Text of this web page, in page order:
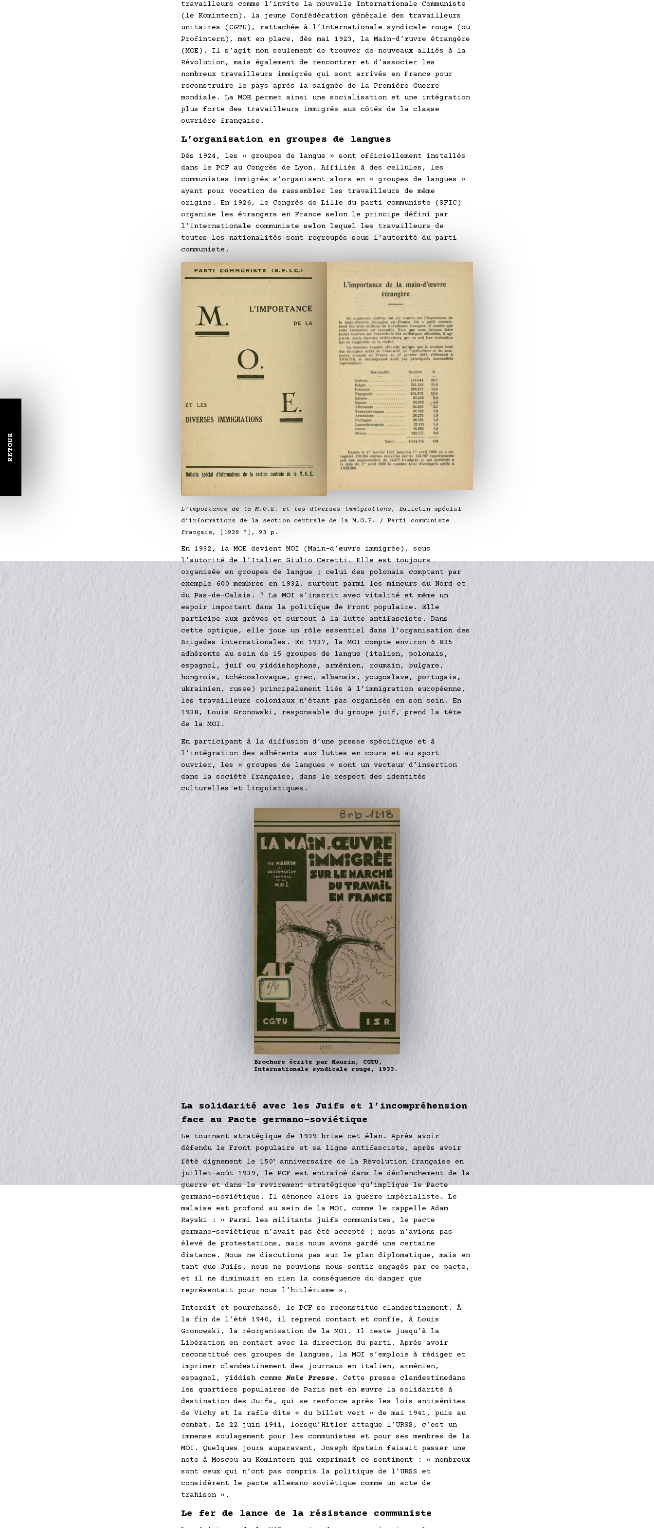
Votre panier est vide.
RETOUR
travailleurs comme l’invite la nouvelle Internationale Communiste
(le Komintern), la jeune Confédération générale des travailleurs
unitaires (CGTU), rattachée à l’Internationale syndicale rouge (ou
Profintern), met en place, dès mai 1923, la Main-d’œuvre étrangère
(MOE). Il s’agit non seulement de trouver de nouveaux alliés à la
Révolution, mais également de rencontrer et d’associer les
nombreux travailleurs immigrés qui sont arrivés en France pour
reconstruire le pays après la saignée de la Première Guerre
mondiale. La MOE permet ainsi une socialisation et une intégration
plus forte des travailleurs immigrés aux côtés de la classe
ouvrière française.
L’organisation en groupes de langues
Dès 1924, les « groupes de langue » sont officiellement installés
dans le PCF au Congrès de Lyon. Affiliés à des cellules, les
communistes immigrés s’organisent alors en « groupes de langues »
ayant pour vocation de rassembler les travailleurs de même
origine. En 1926, le Congrès de Lille du parti communiste (SFIC)
organise les étrangers en France selon le principe défini par
l’Internationale communiste selon lequel les travailleurs de
toutes les nationalités sont regroupés sous l’autorité du parti
communiste.
L’importance de la M.O.E. et les diverses immigrations , Bulletin spécial
d’informations de la section centrale de la M.O.E. / Parti communiste
français, [1929 ?], 93 p.
En 1932, la MOE devient MOI (Main-d’œuvre immigrée), sous
l’autorité de l’Italien Giulio Ceretti. Elle est toujours
organisée en groupes de langue ; celui des polonais comptant par
exemple 600 membres en 1932, surtout parmi les mineurs du Nord et
du Pas-de-Calais. ? La MOI s’inscrit avec vitalité et même un
espoir important dans la politique de Front populaire. Elle
participe aux grèves et surtout à la lutte antifasciste. Dans
cette optique, elle joue un rôle essentiel dans l’organisation des
Brigades internationales. En 1937, la MOI compte environ 6 835
adhérents au sein de 15 groupes de langue (italien, polonais,
espagnol, juif ou yiddishophone, arménien, roumain, bulgare,
hongrois, tchécoslovaque, grec, albanais, yougoslave, portugais,
ukrainien, russe) principalement liés à l’immigration européenne,
les travailleurs coloniaux n’étant pas organisés en son sein. En
1938, Louis Gronowski, responsable du groupe juif, prend la tête
de la MOI.
En participant à la diffusion d’une presse spécifique et à
l’intégration des adhérents aux luttes en cours et au sport
ouvrier, les « groupes de langues » sont un vecteur d’insertion
dans la société française, dans le respect des identités
culturelles et linguistiques.
Brochure écrite par Maurin, CGTU,
Internationale syndicale rouge, 1933.
La solidarité avec les Juifs et l’incompréhension
face au Pacte germano-soviétique
Le tournant stratégique de 1939 brise cet élan. Après avoir
défendu le Front populaire et sa ligne antifasciste, après avoir
fêté dignement le 150 e
anniversaire de la Révolution française en
juillet-août 1939, le PCF est entraîné dans le déclenchement de la
guerre et dans le revirement stratégique qu’implique le Pacte
germano-soviétique. Il dénonce alors la guerre impérialiste… Le
malaise est profond au sein de la MOI, comme le rappelle Adam
Rayski : « Parmi les militants juifs communistes, le pacte
germano-soviétique n’avait pas été accepté ; nous n’avions pas
élevé de protestations, mais nous avons gardé une certaine
distance. Nous ne discutions pas sur le plan diplomatique, mais en
tant que Juifs, nous ne pouvions nous sentir engagés par ce pacte,
et il ne diminuait en rien la conséquence du danger que
représentait pour nous l’hitlérisme ».
Interdit et pourchassé, le PCF se reconstitue clandestinement. À
la fin de l’été 1940, il reprend contact et confie, à Louis
Gronowski, la réorganisation de la MOI. Il reste jusqu’à la
Libération en contact avec la direction du parti. Après avoir
reconstitué ces groupes de langues, la MOI s’emploie à rédiger et
imprimer clandestinement des journaux en italien, arménien,
espagnol, yiddish comme Naïe Presse . Cette presse clandestinedans
les quartiers populaires de Paris met en œuvre la solidarité à
destination des Juifs, qui se renforce après les lois antisémites
de Vichy et la rafle dite « du billet vert » de mai 1941, puis au
combat. Le 22 juin 1941, lorsqu’Hitler attaque l’URSS, c’est un
immense soulagement pour les communistes et pour ses membres de la
MOI. Quelques jours auparavant, Joseph Epstein faisait passer une
note à Moscou au Komintern qui exprimait ce sentiment : « nombreux
sont ceux qui n’ont pas compris la politique de l’URSS et
considèrent le pacte allemano-soviétique comme un acte de
trahison ».
Le fer de lance de la résistance communiste